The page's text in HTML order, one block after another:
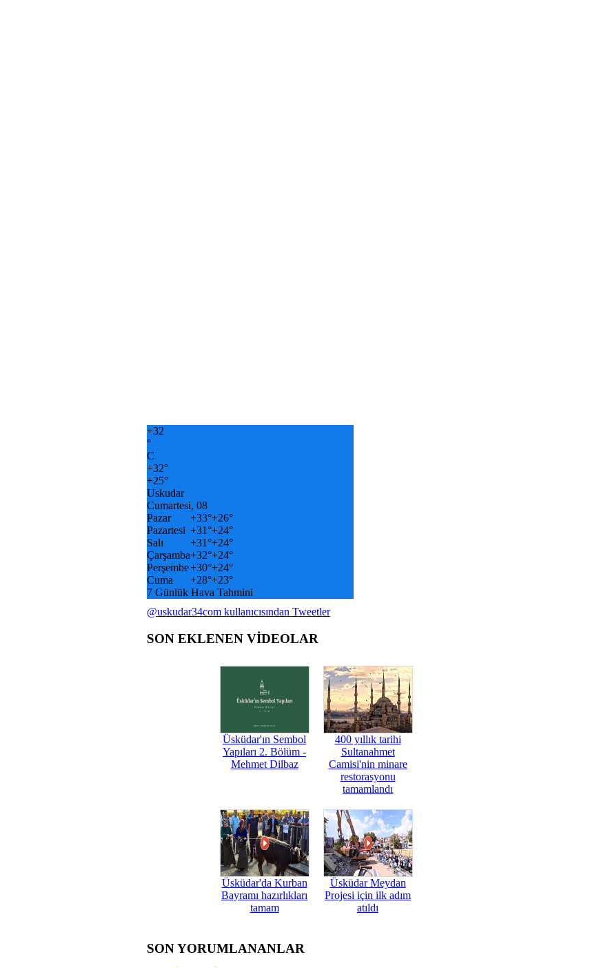
+32
°
C
+32°
+25°
Uskudar
Cumartesi, 08
Pazar
+33°+26°
Pazartesi +31°+24°
Salı
+31°+24°
Çarşamba+32°+24°
Perşembe+30°+24°
Cuma
+28°+23°
7 Günlük Hava Tahmini
@uskudar34com kullanıcısından Tweetler
SON EKLENEN VİDEOLAR
Üsküdar'ın Sembol
Yapıları 2. Bölüm -
Mehmet Dilbaz
400 yıllık tarihi
Sultanahmet
Camisi'nin minare
restorasyonu
tamamlandı
Üsküdar'da Kurban
Bayramı hazırlıkları
tamam
Üsküdar Meydan
Projesi için ilk adım
atıldı
SON YORUMLANANLAR